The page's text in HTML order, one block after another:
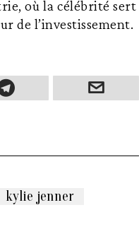
où la célébrité sert
de l’investissement.
kylie jenner